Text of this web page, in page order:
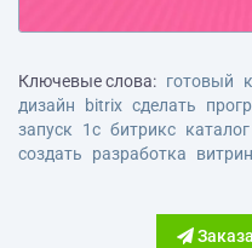
Ключевые слова: готовый
дизайн
bitrix сделать
запуск
1с битрикс каталог
создать
разработка